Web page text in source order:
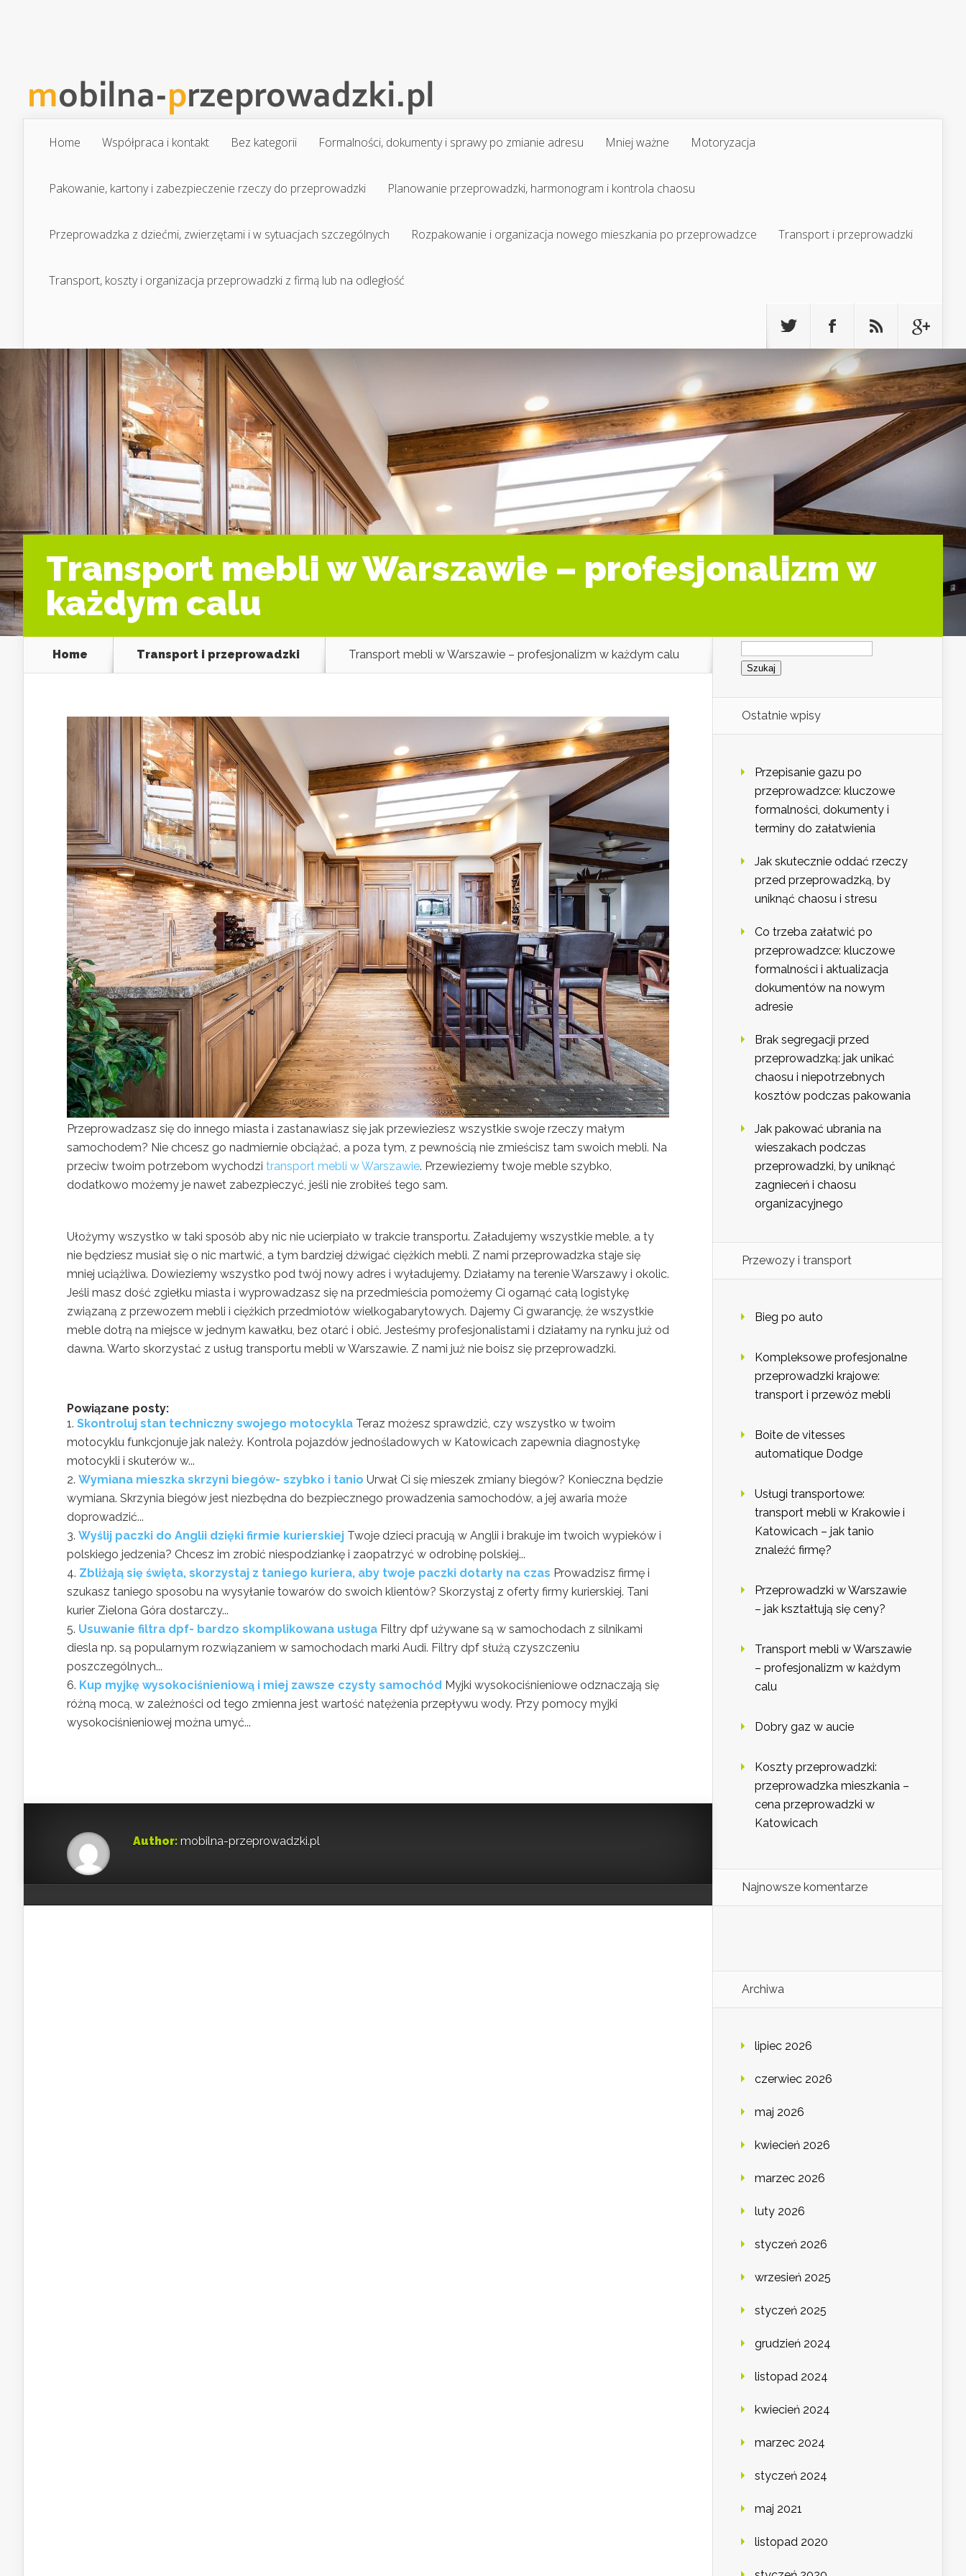
Home Współpraca i kontakt Bez kategorii Formalności, dokumenty i sprawy po zmianie adresu Mniej ważne Motoryzacja
Pakowanie, kartony i zabezpieczenie rzeczy do przeprowadzki Planowanie przeprowadzki, harmonogram i kontrola chaosu
Przeprowadzka z dziećmi, zwierzętami i w sytuacjach szczególnych Rozpakowanie i organizacja nowego mieszkania po przeprowadzce Transport i przeprowadzki
Transport, koszty i organizacja przeprowadzki z firmą lub na odległość
Transport mebli w Warszawie – profesjonalizm w
każdym calu
Home Transport i przeprowadzki Transport mebli w Warszawie – profesjonalizm w każdym calu
Przeprowadzasz się do innego miasta i zastanawiasz się jak przewieziesz wszystkie swoje rzeczy małym
samochodem? Nie chcesz go nadmiernie obciążać, a poza tym, z pewnością nie zmieścisz tam swoich mebli. Na
przeciw twoim potrzebom wychodzi transport mebli w Warszawie. Przewieziemy twoje meble szybko,
dodatkowo możemy je nawet zabezpieczyć, jeśli nie zrobiłeś tego sam.
Ułożymy wszystko w taki sposób aby nic nie ucierpiało w trakcie transportu. Załadujemy wszystkie meble, a ty
nie będziesz musiał się o nic martwić, a tym bardziej dźwigać ciężkich mebli. Z nami przeprowadzka staje się
mniej uciążliwa. Dowieziemy wszystko pod twój nowy adres i wyładujemy. Działamy na terenie Warszawy i okolic.
Jeśli masz dość zgiełku miasta i wyprowadzasz się na przedmieścia pomożemy Ci ogarnąć całą logistykę
związaną z przewozem mebli i ciężkich przedmiotów wielkogabarytowych. Dajemy Ci gwarancję, że wszystkie
meble dotrą na miejsce w jednym kawałku, bez otarć i obić. Jesteśmy profesjonalistami i działamy na rynku już od
dawna. Warto skorzystać z usług transportu mebli w Warszawie. Z nami już nie boisz się przeprowadzki.
Powiązane posty:
Skontroluj stan techniczny swojego motocykla Teraz możesz sprawdzić, czy wszystko w twoim
motocyklu funkcjonuje jak należy. Kontrola pojazdów jednośladowych w Katowicach zapewnia diagnostykę
motocykli i skuterów w...
Wymiana mieszka skrzyni biegów- szybko i tanio Urwał Ci się mieszek zmiany biegów? Konieczna będzie
wymiana. Skrzynia biegów jest niezbędna do bezpiecznego prowadzenia samochodów, a jej awaria może
doprowadzić...
Wyślij paczki do Anglii dzięki firmie kurierskiej Twoje dzieci pracują w Anglii i brakuje im twoich wypieków i
polskiego jedzenia? Chcesz im zrobić niespodziankę i zaopatrzyć w odrobinę polskiej...
Zbliżają się święta, skorzystaj z taniego kuriera, aby twoje paczki dotarły na czas Prowadzisz firmę i
szukasz taniego sposobu na wysyłanie towarów do swoich klientów? Skorzystaj z oferty firmy kurierskiej. Tani
kurier Zielona Góra dostarczy...
Usuwanie filtra dpf- bardzo skomplikowana usługa Filtry dpf używane są w samochodach z silnikami
diesla np. są popularnym rozwiązaniem w samochodach marki Audi. Filtry dpf służą czyszczeniu
poszczególnych...
Kup myjkę wysokociśnieniową i miej zawsze czysty samochód Myjki wysokociśnieniowe odznaczają się
różną mocą, w zależności od tego zmienna jest wartość natężenia przepływu wody. Przy pomocy myjki
wysokociśnieniowej można umyć...
Author: mobilna-przeprowadzki.pl
Szukaj:
Ostatnie wpisy
Przepisanie gazu po
przeprowadzce: kluczowe
formalności, dokumenty i
terminy do załatwienia
Jak skutecznie oddać rzeczy
przed przeprowadzką, by
uniknąć chaosu i stresu
Co trzeba załatwić po
przeprowadzce: kluczowe
formalności i aktualizacja
dokumentów na nowym
adresie
Brak segregacji przed
przeprowadzką: jak unikać
chaosu i niepotrzebnych
kosztów podczas pakowania
Jak pakować ubrania na
wieszakach podczas
przeprowadzki, by uniknąć
zagnieceń i chaosu
organizacyjnego
Przewozy i transport
Bieg po auto
Kompleksowe profesjonalne
przeprowadzki krajowe:
transport i przewóz mebli
Boite de vitesses
automatique Dodge
Usługi transportowe:
transport mebli w Krakowie i
Katowicach – jak tanio
znaleźć firmę?
Przeprowadzki w Warszawie
– jak kształtują się ceny?
Transport mebli w Warszawie
– profesjonalizm w każdym
calu
Dobry gaz w aucie
Koszty przeprowadzki:
przeprowadzka mieszkania –
cena przeprowadzki w
Katowicach
Najnowsze komentarze
Archiwa
lipiec 2026
czerwiec 2026
maj 2026
kwiecień 2026
marzec 2026
luty 2026
styczeń 2026
wrzesień 2025
styczeń 2025
grudzień 2024
listopad 2024
kwiecień 2024
marzec 2024
styczeń 2024
maj 2021
listopad 2020